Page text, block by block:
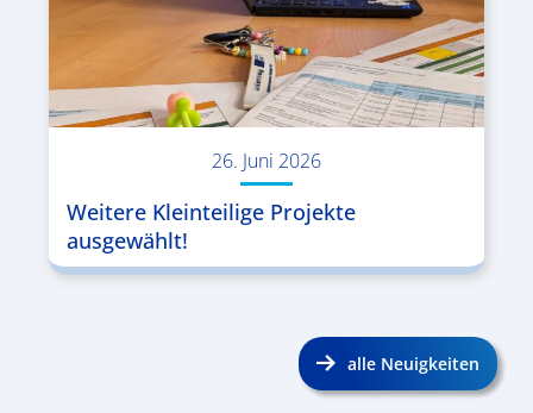
26. Juni 2026
Weitere Kleinteilige Projekte
ausgewählt!
alle Neuigkeiten